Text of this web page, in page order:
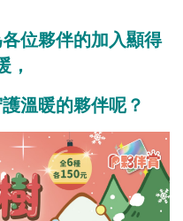
位夥伴的加入顯得
，
溫暖的夥伴呢？